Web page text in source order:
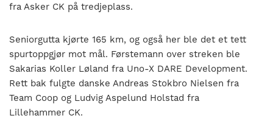
fra Asker CK på tredjeplass.
Seniorgutta kjørte 165 km, og også her ble det et tett
spurtoppgjør mot mål. Førstemann over streken ble
Sakarias Koller Løland fra Uno-X DARE Development.
Rett bak fulgte danske Andreas Stokbro Nielsen fra
Team Coop og Ludvig Aspelund Holstad fra
Lillehammer CK.